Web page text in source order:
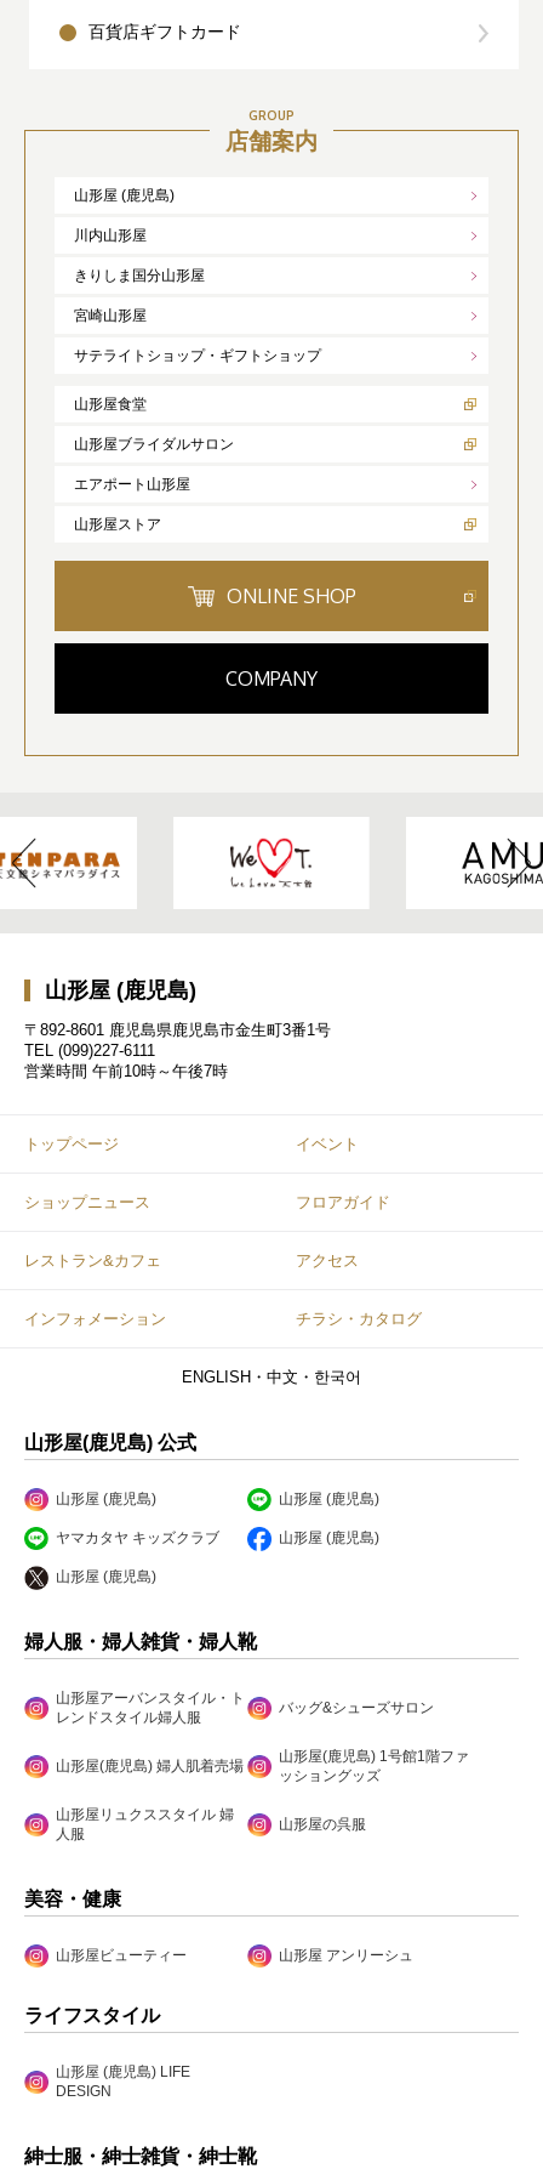
百貨店ギフトカード
GROUP
店舗案内
山形屋 (鹿児島)
川内山形屋
きりしま国分山形屋
宮崎山形屋
サテライトショップ・ギフトショップ
山形屋食堂
山形屋ブライダルサロン
エアポート山形屋
山形屋ストア
ONLINE SHOP
COMPANY
山形屋 (鹿児島)
〒892-8601 鹿児島県鹿児島市金生町3番1号
TEL (099)227-6111
営業時間 午前10時～午後7時
トップページ イベント
ショップニュース フロアガイド
レストラン&カフェ アクセス
インフォメーション チラシ・カタログ
ENGLISH・中文・한국어
山形屋(鹿児島) 公式
山形屋 (鹿児島) 山形屋 (鹿児島)
ヤマカタヤ キッズクラブ 山形屋 (鹿児島)
山形屋 (鹿児島)
婦人服・婦人雑貨・婦人靴
山形屋アーバンスタイル・ト
レンドスタイル婦人服
バッグ&シューズサロン
山形屋(鹿児島) 婦人肌着売場
山形屋(鹿児島) 1号館1階ファ
ッショングッズ
山形屋リュクススタイル 婦
人服
山形屋の呉服
美容・健康
山形屋ビューティー 山形屋 アンリーシュ
ライフスタイル
山形屋 (鹿児島) LIFE
DESIGN
紳士服・紳士雑貨・紳士靴